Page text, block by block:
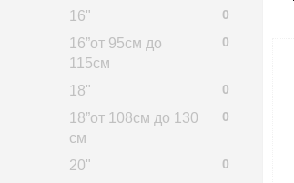
0
16"
0
16”от 95см до
115см
0
18"
0
18”от 108см до 130
см
0
20"